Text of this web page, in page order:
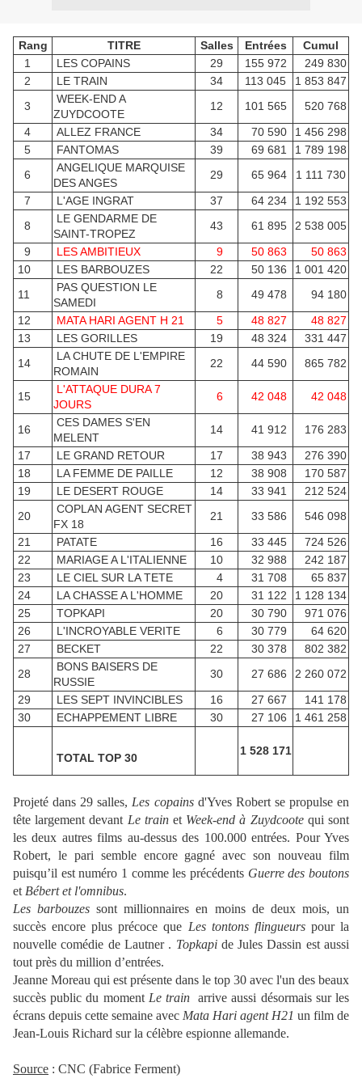
Rang TITRE Salles Entrées
Cumul
1
LES COPAINS 29 155 972
249 830
2
LE TRAIN 34 113 045
1 853 847
3
WEEK-END A
ZUYDCOOTE
12 101 565
520 768
4
ALLEZ FRANCE 34 70 590
1 456 298
5
FANTOMAS 39 69 681
1 789 198
6
ANGELIQUE MARQUISE
DES ANGES
29 65 964
1 111 730
7
L'AGE INGRAT 37 64 234
1 192 553
8
LE GENDARME DE
SAINT-TROPEZ
43 61 895
2 538 005
9
LES AMBITIEUX 9 50 863
50 863
10
LES BARBOUZES 22 50 136
1 001 420
11
PAS QUESTION LE
SAMEDI
8 49 478
94 180
12
MATA HARI AGENT H 21 5 48 827
48 827
13
LES GORILLES 19 48 324
331 447
14
LA CHUTE DE L'EMPIRE
ROMAIN
22 44 590 865 782
15
L'ATTAQUE DURA 7
JOURS
6 42 048 42 048
16
CES DAMES S'EN
MELENT
14 41 912
176 283
17
LE GRAND RETOUR 17 38 943
276 390
18
LA FEMME DE PAILLE 12 38 908
170 587
19
LE DESERT ROUGE 14 33 941
212 524
20
COPLAN AGENT SECRET
FX 18
21 33 586
546 098
21
PATATE 16 33 445
724 526
22
MARIAGE A L'ITALIENNE 10 32 988
242 187
23
LE CIEL SUR LA TETE 4 31 708
65 837
24
LA CHASSE A L'HOMME 20 31 122
1 128 134
25
TOPKAPI 20 30 790
971 076
26
L'INCROYABLE VERITE 6 30 779
64 620
27
BECKET 22 30 378
802 382
28
BONS BAISERS DE
RUSSIE
30 27 686
2 260 072
29
LES SEPT INVINCIBLES 16 27 667
141 178
30
ECHAPPEMENT LIBRE 30 27 106 1 461 258
TOTAL TOP 30
1 528 171
Projeté dans 29 salles, Les copainsd'Yves Robert se propulse en
tête largement devant Le trainet Week-end à Zuydcootequi sont
les deux autres films au-dessus des 100.000 entrées. Pour Yves
Robert, le pari semble encore gagné avec son nouveau film
puisqu’il est numéro 1 comme les précédents Guerre des boutons
et Bébert et l'omnibus.
Les barbouzes sont millionnaires en moins de deux mois, un
succès encore plus précoce que Les tontons flingueurspour la
nouvelle comédie de Lautner . Topkapide Jules Dassin est aussi
tout près du million d’entrées.
Jeanne Moreau qui est présente dans le top 30 avec l'un des beaux
succès public du moment Le train arrive aussi désormais sur les
écrans depuis cette semaine avec Mata Hari agent H21 un film de
Jean-Louis Richard sur la célèbre espionne allemande.
Source : CNC (Fabrice Ferment)